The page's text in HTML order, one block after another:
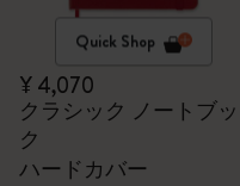
Quick Shop
¥ 4,070
クラシック ノートブッ
ク
ハードカバー